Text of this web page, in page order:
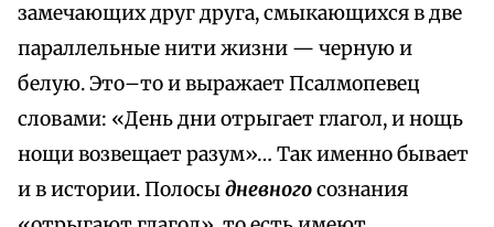
замечающих друг друга, смыкающихся в две
параллельные нити жизни — черную и
белую. Это–то и выражает Псалмопевец
словами: «День дни отрыгает глагол, и нощь
нощи возвещает разум»… Так именно бывает
и в истории. Полосыдневногосознания